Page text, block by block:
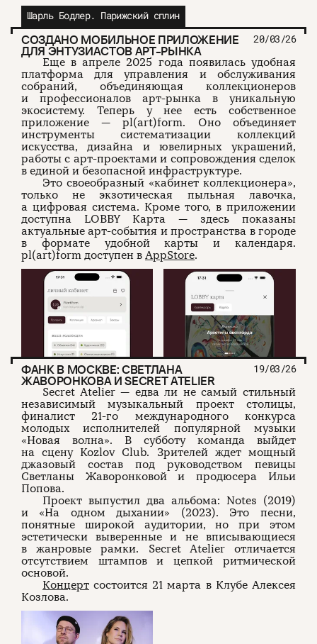
Шарль Бодлер. Парижский сплин
СОЗДАНО МОБИЛЬНОЕ ПРИЛОЖЕНИЕ
ДЛЯ ЭНТУЗИАСТОВ АРТ-РЫНКА
20/03/26
Еще в апреле 2025 года появилась удобная
платформа для управления и обслуживания
собраний, объединяющая коллекционеров
и профессионалов арт-рынка в уникальную
экосистему. Теперь у нее есть собственное
приложение — pl(art)form. Оно объединяет
инструменты систематизации коллекций
искусства, дизайна и ювелирных украшений,
работы с арт-проектами и сопровождения сделок
в единой и безопасной инфраструктуре.
Это своеобразный «кабинет коллекционера»,
только не экзотическая пыльная лавочка,
а цифровая система. Кроме того, в приложении
доступна LOBBY Карта — здесь показаны
актуальные арт-события и пространства в городе
в формате удобной карты и календаря.
pl(art)form доступен в AppStore.
ФАНК В МОСКВЕ: СВЕТЛАНА
ЖАВОРОНКОВА И SECRET ATELIER
19/03/26
Secret Atelier — едва ли не самый стильный
независимый музыкальный проект столицы,
финалист 21-го международного конкурса
молодых исполнителей популярной музыки
«Новая волна». В субботу команда выйдет
на сцену Kozlov Club. Зрителей ждет мощный
джазовый состав под руководством певицы
Светланы Жаворонковой и продюсера Ильи
Попова.
Проект выпустил два альбома: Notes (2019)
и «На одном дыхании» (2023). Это песни,
понятные широкой аудитории, но при этом
эстетически выверенные и не вписывающиеся
в жанровые рамки. Secret Atelier отличается
отсутствием штампов и цепкой ритмической
основой.
Концерт состоится 21 марта в Клубе Алексея
Козлова.